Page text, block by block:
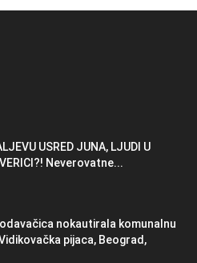
USRED JUNA, LJUDI U
Neverovatne...
nokautirala komunalnu
pijaca, Beograd,